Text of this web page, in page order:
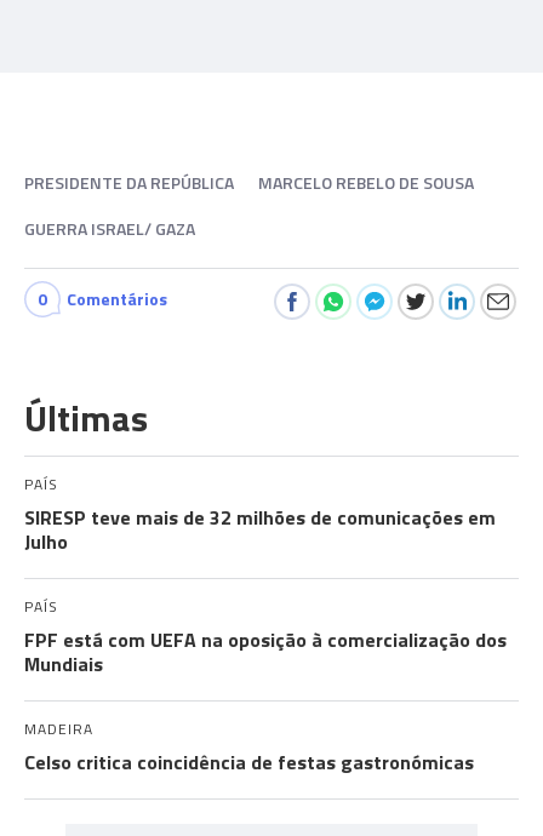
PRESIDENTE DA REPÚBLICA
MARCELO REBELO DE SOUSA
GUERRA ISRAEL/ GAZA
0 Comentários
Últimas
PAÍS
SIRESP teve mais de 32 milhões de comunicações em
Julho
PAÍS
FPF está com UEFA na oposição à comercialização dos
Mundiais
MADEIRA
Celso critica coincidência de festas gastronómicas